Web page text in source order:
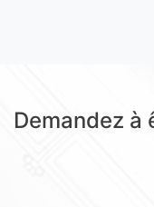
Demandez à